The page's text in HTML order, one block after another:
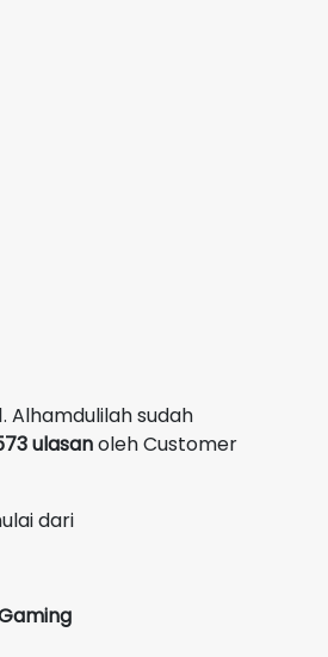
Alhamdulilah sudah
ulasanoleh Customer
dari